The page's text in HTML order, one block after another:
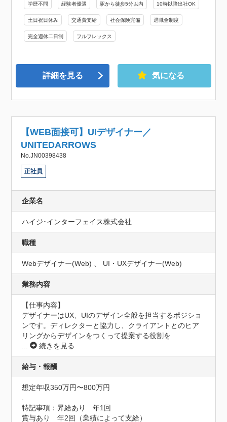
学歴不問 経験者優遇 駅から徒歩5分以内 10時以降出社OK
土日祝日休み 交通費支給 社会保険完備 退職金制度
完全週休二日制 フルフレックス
詳細を見る 気になる
【WEB面接可】UIデザイナー／
UNITEDARROWS
No.JN00398438
正社員
企業名
ハイジ･インターフェイス株式会社
職種
Webデザイナー(Web) 、 UI・UXデザイナー(Web)
業務内容
【仕事内容】
デザイナーはUX、UIのデザイン全般を担当するポジショ
ンです。ディレクターと協力し、クライアントとのヒア
リングからデザインをつくって提案する役割を
...
続きを見る
給与・報酬
想定年収350万円〜800万円
特記事項：昇給あり　年1回
賞与あり　年2回（業績によって支給）